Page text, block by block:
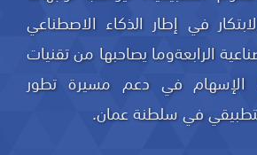
في إطار الذكاء الاصطناعي
الرابعةوما يصاحبها من تقنيات
الإسهام في دعم مسيرة تطور
في سلطنة عمان.